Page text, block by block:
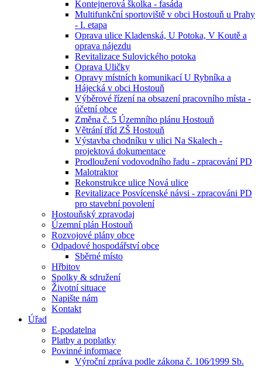
Kontejnerová školka - fasáda
Multifunkční sportoviště v obci Hostouň u Prahy
- I. etapa
Oprava ulice Kladenská, U Potoka, V Koutě a
oprava nájezdu
Revitalizace Sulovického potoka
Oprava Uličky
Opravy místních komunikací U Rybníka a
Hájecká v obci Hostouň
Výběrové řízení na obsazení pracovního místa -
účetní obce
Změna č. 5 Územního plánu Hostouň
Větrání tříd ZŠ Hostouň
Výstavba chodníku v ulici Na Skalech -
projektová dokumentace
Prodloužení vodovodního řadu - zpracování PD
Malotraktor
Rekonstrukce ulice Nová ulice
Revitalizace Posvícenské návsi - zpracováni PD
pro stavební povolení
Hostouňský zpravodaj
Územní plán Hostouň
Rozvojové plány obce
Odpadové hospodářství obce
Sběrné místo
Hřbitov
Spolky & sdružení
Životní situace
Napište nám
Kontakt
Úřad
E-podatelna
Platby a poplatky
Povinné informace
Výroční zpráva podle zákona č. 106⁄1999 Sb.